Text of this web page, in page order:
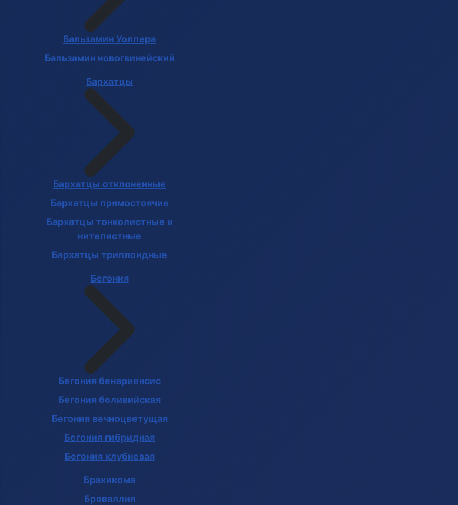
Бальзамин Уоллера
Бальзамин новогвинейский
Бархатцы
Бархатцы отклоненные
Бархатцы прямостоячие
Бархатцы тонколистные и
нителистные
Бархатцы триплоидные
Бегония
Бегония бенариенсис
Бегония боливийская
Бегония вечноцветущая
Бегония гибридная
Бегония клубневая
Брахикома
Броваллия